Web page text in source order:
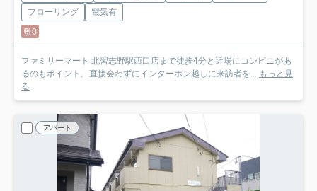
フローリング
電気有
敷0
ファミリーマート 北習志野駅西口店まで徒歩4分と近場にコンビニがあ
るのもポイント。直接会わずにインターホン越しに来訪者を... もっと見
る
アパート